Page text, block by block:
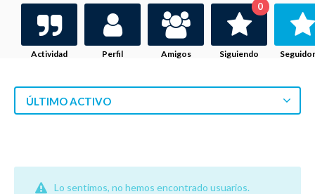
Actividad Perfil Amigos Siguiendo
0
ÚLTIMO ACTIVO
Lo sentimos, no hemos encontrado usuarios.